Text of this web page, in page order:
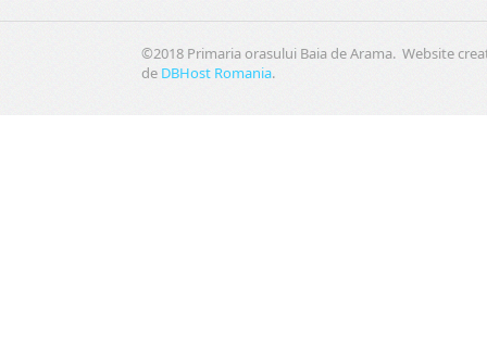
©2018 Primaria orasului Baia de Arama. Website
de DBHost Romania.